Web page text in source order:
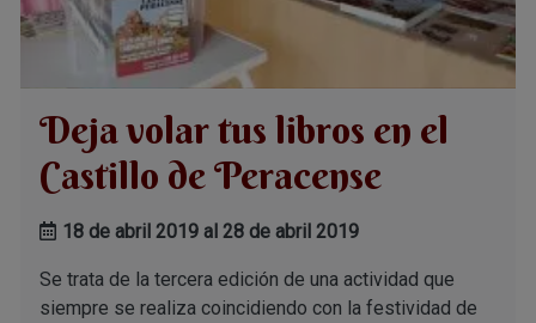
Deja volar tus libros en el
Castillo de Peracense
18 de abril 2019 al 28 de abril 2019
Se trata de la tercera edición de una actividad que
siempre se realiza coincidiendo con la festividad de